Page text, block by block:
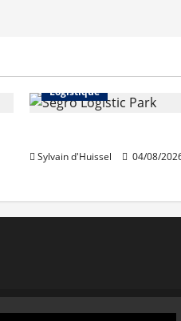
Logistique
Sylvain d'Huissel 04/08/